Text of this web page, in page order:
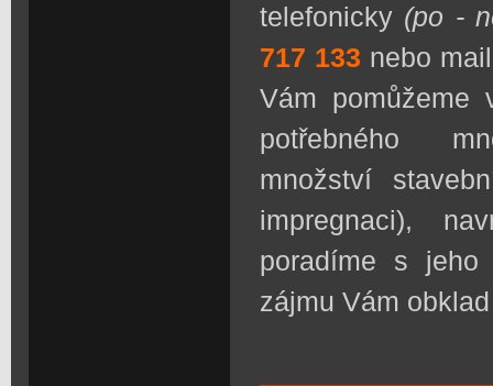
telefonicky (po -
717 133 nebo
Vám pomůžeme
potřebného
množství
impregnaci),
poradíme s jeho
zájmu Vám